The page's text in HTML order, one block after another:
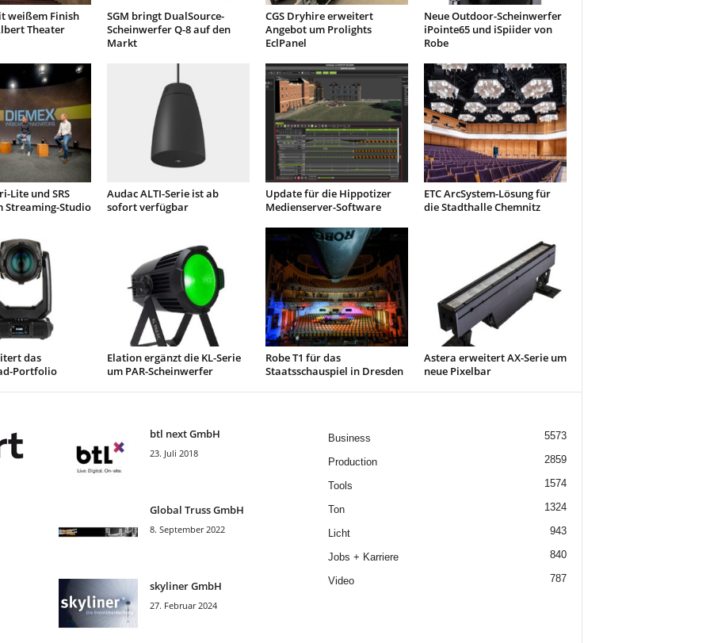
weißem Finish
Theater
SGM bringt DualSource-
Scheinwerfer Q-8 auf den
Markt
CGS Dryhire erweitert
Angebot um Prolights
EclPanel
Neue Outdoor-Scheinwerfer
iPointe65 und iSpiider von
Robe
Lite und SRS
Streaming-Studio
Audac ALTI-Serie ist ab
sofort verfügbar
Update für die Hippotizer
Medienserver-Software
ETC ArcSystem-Lösung für
die Stadthalle Chemnitz
das
Portfolio
Elation ergänzt die KL-Serie
um PAR-Scheinwerfer
Robe T1 für das
Staatsschauspiel in Dresden
Astera erweitert AX-Serie um
neue Pixelbar
btl next GmbH
23. Juli 2018
Global Truss GmbH
8. September 2022
skyliner GmbH
27. Februar 2024
Business 5573
Production 2859
Tools 1574
Ton 1324
Licht 943
Jobs + Karriere 840
Video 787